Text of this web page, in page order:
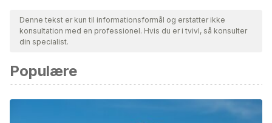
Denne tekst er kun til informationsformål og erstatter ikke
konsultation med en professionel. Hvis du er i tvivl, så konsulter
din specialist.
Populære